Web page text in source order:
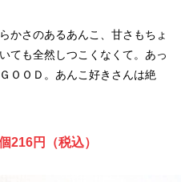
かさのあるあんこ、甘さもちょ
ても全然しつこくなくて。あっ
ＯＯＤ。あんこ好きさんは絶
216円（税込）